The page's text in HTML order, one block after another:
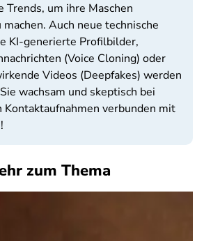
Trends, um ihre Maschen
Auch neue technische
KI-generierte Profilbilder,
(Voice Cloning) oder
Videos (Deepfakes) werden
wachsam und skeptisch bei
Kontaktaufnahmen verbunden mit
zum Thema